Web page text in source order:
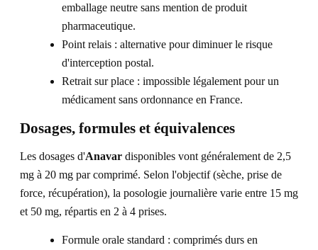
emballage neutre sans mention de produit
pharmaceutique.
Point relais : alternative pour diminuer le risque
d'interception postal.
Retrait sur place : impossible légalement pour un
médicament sans ordonnance en France.
Dosages, formules et équivalences
Les dosages d'Anavar disponibles vont généralement de 2,5
mg à 20 mg par comprimé. Selon l'objectif (sèche, prise de
force, récupération), la posologie journalière varie entre 15 mg
et 50 mg, répartis en 2 à 4 prises.
Formule orale standard : comprimés durs en